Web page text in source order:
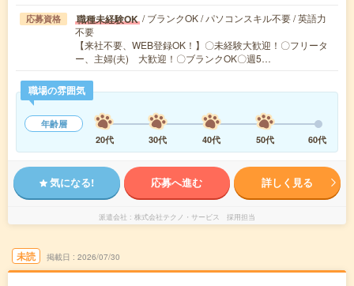
応募資格 職種未経験OK / ブランクOK / パソコンスキル不要 / 英語力
不要
【来社不要、WEB登録OK！】〇未経験大歓迎！〇フリータ
ー、主婦(夫) 大歓迎！〇ブランクOK〇週5…
職場の雰囲気
年齢層
20代
30代 40代 50代 60代
気になる! 応募へ進む 詳しく見る
派遣会社 株式会社テクノ・サービス 採用担当
未読 掲載日 2026/07/30